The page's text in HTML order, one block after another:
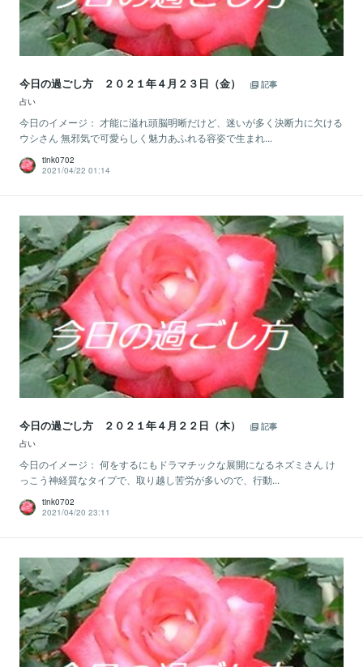
今日の過ごし方 ２０２１年４月２３日（金）
記事
占い
今日のイメージ： 才能に溢れ頭脳明晰だけど、迷いが多く決断力に欠ける
ウシさん 無邪気で可愛らしく魅力あふれる容姿で生まれ...
tink0702
2021/04/22 01:14
今日の過ごし方 ２０２１年４月２２日（木）
記事
占い
今日のイメージ： 何をするにもドラマチックな展開になるネズミさん け
っこう神経質なタイプで、取り越し苦労が多いので、行動...
tink0702
2021/04/20 23:11